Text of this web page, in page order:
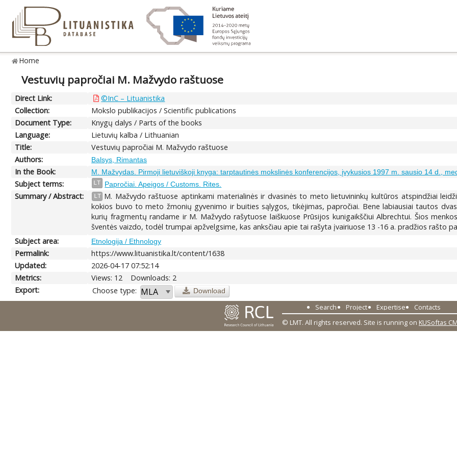
Home
Vestuvių papročiai M. Mažvydo raštuose
Direct Link:
©InC – Lituanistika
Collection:
Mokslo publikacijos / Scientific publications
Document Type:
Knygų dalys / Parts of the books
Language:
Lietuvių kalba / Lithuanian
Title:
Vestuvių papročiai M. Mažvydo raštuose
Authors:
Balsys, Rimantas
In the Book: M. Mažvydas. Pirmoji lietuviškoji knyga: tarptautinės mokslinės konferencijos, įvykusios 1997 m. sausio 14 d.,
Subject terms: LT Papročiai. Apeigos / Customs. Rites.
Summary / Abstract: LT M. Mažvydo raštuose aptinkami materialinės ir dvasinės to meto lietuvininkų kultūros atspindžiai
kokios buvo to meto žmonių gyvenimo ir buities sąlygos, tikėjimas, papročiai. Bene labiausiai tautos
kurių fragmentų randame ir M. Mažvydo rašytuose laiškuose Prūsijos kunigaikščiui Albrechtui. Šios
šventės vaizdo, todėl trumpai apžvelgsime, kas anksčiau apie tai rašyta įvairiuose 13 -16 a. pradžios rašto
Subject area:
Etnologija / Ethnology
Permalink:
https://www.lituanistika.lt/content/1638
Updated:
2026-04-17 07:52:14
Metrics:
Views: 12
Downloads: 2
Export:
Choose type: Download
Search Project Expertise
Contacts
© LMT. All rights reserved. Site is running on KUSoftas